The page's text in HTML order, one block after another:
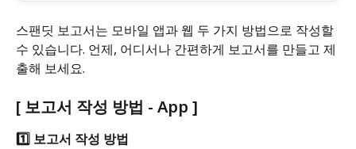
스팬딧 보고서는 모바일 앱과 웹 두 가지 방법으로 작성할
수 있습니다. 언제, 어디서나 간편하게 보고서를 만들고 제
출해 보세요.
[ 보고서 작성 방법 - App ]
1️⃣ 보고서 작성 방법